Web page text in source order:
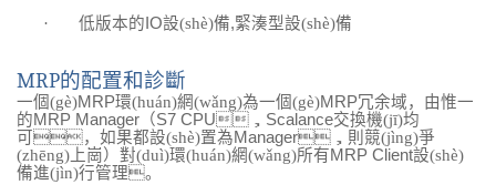
·
低版本的 IO設(shè)備,緊湊型設(shè)備
MRP的配置和診斷
一個(gè)MRP環(huán)網(wǎng)為一個(gè)MRP冗余域，由惟一
的MRP Manager （S7 CPU， Scalance交換機(jī)均
可，如果都設(shè)置為Manager，則競(jìng)爭
(zhēng)上崗）對(duì)環(huán)網(wǎng)所有MRP Client設(shè)
備進(jìn)行管理。